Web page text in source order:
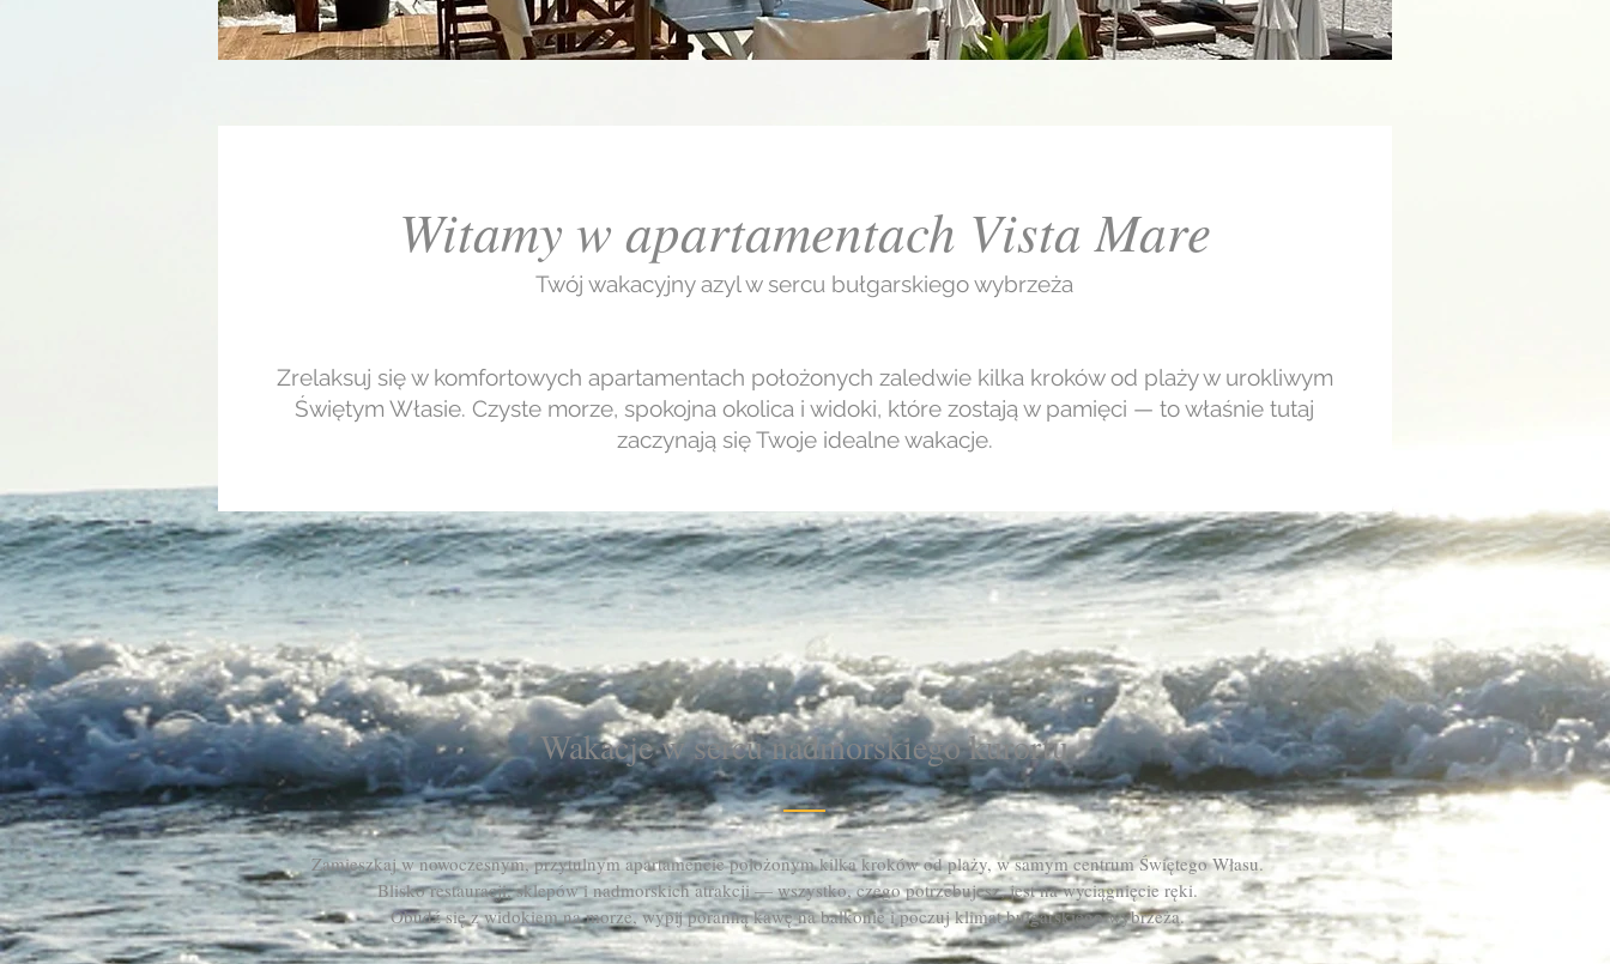
Witamy w apartamentach Vista Mare
Twój wakacyjny azyl w sercu bułgarskiego wybrzeża
Zrelaksuj się w komfortowych apartamentach położonych zaledwie kilka kroków od plaży w urokliwym
Świętym Własie. Czyste morze, spokojna okolica i widoki, które zostają w pamięci — to właśnie tutaj
zaczynają się Twoje idealne wakacje.
Wakacje w sercu nadmorskiego kurortu
Zamieszkaj w nowoczesnym, przytulnym apartamencie położonym kilka kroków od plaży, w samym centrum Świętego Własu.
Blisko restauracji, sklepów i nadmorskich atrakcji — wszystko, czego potrzebujesz, jest na wyciągnięcie ręki.
Obudź się z widokiem na morze, wypij poranną kawę na balkonie i poczuj klimat bułgarskiego wybrzeża.